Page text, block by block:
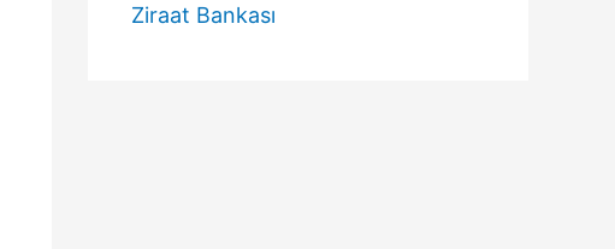
Ziraat Bankası